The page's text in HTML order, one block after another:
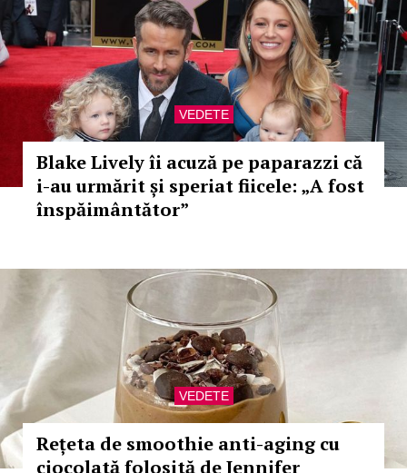
VEDETE
Blake Lively îi acuză pe paparazzi că
i-au urmărit și speriat fiicele: „A fost
înspăimântător”
VEDETE
Rețeta de smoothie anti-aging cu
ciocolată folosită de Jennifer